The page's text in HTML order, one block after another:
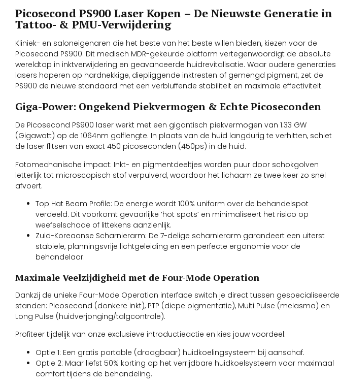
Picosecond PS900 Laser Kopen – De Nieuwste Generatie in
Tattoo- & PMU-Verwijdering
Kliniek- en saloneigenaren die het beste van het beste willen bieden, kiezen voor de
Picosecond PS900. Dit medisch MDR-gekeurde platform vertegenwoordigt de absolute
wereldtop in inktverwijdering en geavanceerde huidrevitalisatie. Waar oudere generaties
lasers haperen op hardnekkige, diepliggende inktresten of gemengd pigment, zet de
PS900 de nieuwe standaard met een verbluffende stabiliteit en maximale effectiviteit.
Giga-Power: Ongekend Piekvermogen & Echte Picoseconden
De Picosecond PS900 laser werkt met een gigantisch piekvermogen van 1.33 GW
(Gigawatt) op de 1064nm golflengte. In plaats van de huid langdurig te verhitten, schiet
de laser flitsen van exact 450 picoseconden (450ps) in de huid.
Fotomechanische impact: Inkt- en pigmentdeeltjes worden puur door schokgolven
letterlijk tot microscopisch stof verpulverd, waardoor het lichaam ze twee keer zo snel
afvoert.
Top Hat Beam Profile: De energie wordt 100% uniform over de behandelspot
verdeeld. Dit voorkomt gevaarlijke ‘hot spots’ en minimaliseert het risico op
weefselschade of littekens aanzienlijk.
Zuid-Koreaanse Scharnierarm: De 7-delige scharnierarm garandeert een uiterst
stabiele, planningsvrije lichtgeleiding en een perfecte ergonomie voor de
behandelaar.
Maximale Veelzijdigheid met de Four-Mode Operation
Dankzij de unieke Four-Mode Operation interface switch je direct tussen gespecialiseerde
standen: Picosecond (donkere inkt), PTP (diepe pigmentatie), Multi Pulse (melasma) en
Long Pulse (huidverjonging/talgcontrole).
Profiteer tijdelijk van onze exclusieve introductieactie en kies jouw voordeel:
Optie 1: Een gratis portable (draagbaar) huidkoelingsysteem bij aanschaf.
Optie 2: Maar liefst 50% korting op het verrijdbare huidkoelsysteem voor maximaal
comfort tijdens de behandeling.